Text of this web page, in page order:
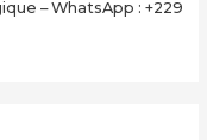
– WhatsApp : +229